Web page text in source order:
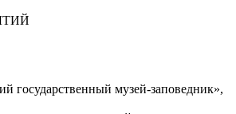
государственный музей-заповедник»,